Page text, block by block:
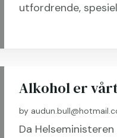
utfordrende,
Alkohol er
by
Da